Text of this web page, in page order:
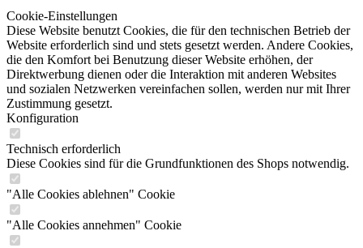
Cookie-Einstellungen
Diese Website benutzt Cookies, die für den technischen Betrieb der
Website erforderlich sind und stets gesetzt werden. Andere Cookies,
die den Komfort bei Benutzung dieser Website erhöhen, der
Direktwerbung dienen oder die Interaktion mit anderen Websites
und sozialen Netzwerken vereinfachen sollen, werden nur mit Ihrer
Zustimmung gesetzt.
Konfiguration
Technisch erforderlich
Diese Cookies sind für die Grundfunktionen des Shops notwendig.
"Alle Cookies ablehnen" Cookie
"Alle Cookies annehmen" Cookie